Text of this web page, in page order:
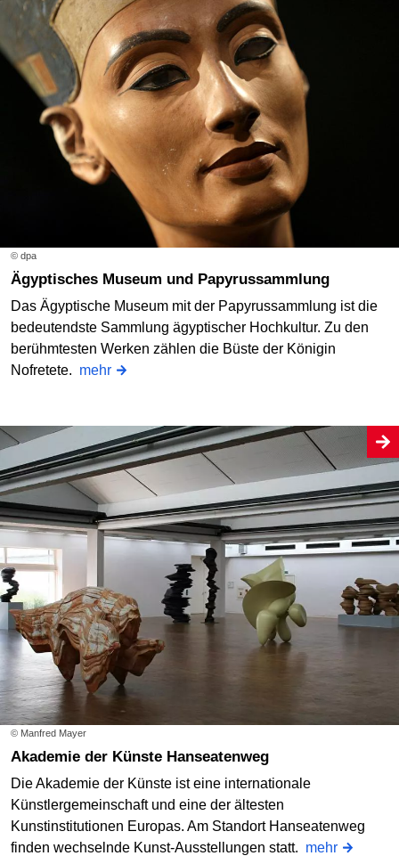
© dpa
Ägyptisches Museum und Papyrussammlung
Das Ägyptische Museum mit der Papyrussammlung ist die
bedeutendste Sammlung ägyptischer Hochkultur. Zu den
berühmtesten Werken zählen die Büste der Königin
Nofretete. mehr
© Manfred Mayer
Akademie der Künste Hanseatenweg
Die Akademie der Künste ist eine internationale
Künstlergemeinschaft und eine der ältesten
Kunstinstitutionen Europas. Am Standort Hanseatenweg
finden wechselnde Kunst-Ausstellungen statt. mehr